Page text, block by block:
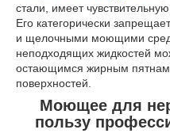
стали, имеет
Его категорически
и щелочными моющими
неподходящих жидкостей
остающимся жирным
поверхностей.
Моющее для
пользу